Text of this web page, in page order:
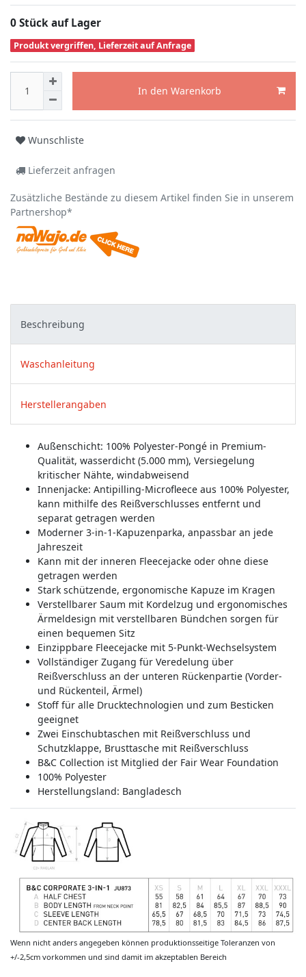
0 Stück auf Lager
Produkt vergriffen, Lieferzeit auf Anfrage
In den Warenkorb
Wunschliste
Lieferzeit anfragen
Zusätzliche Bestände zu diesem Artikel finden Sie in unserem
Partnershop*
Beschreibung
Waschanleitung
Herstellerangaben
Außenschicht: 100% Polyester-Pongé in Premium-
Qualität, wasserdicht (5.000 mm), Versiegelung
kritischer Nähte, windabweisend
Innenjacke: Antipilling-Microfleece aus 100% Polyester,
kann mithilfe des Reißverschlusses entfernt und
separat getragen werden
Moderner 3-in-1-Kapuzenparka, anpassbar an jede
Jahreszeit
Kann mit der inneren Fleecejacke oder ohne diese
getragen werden
Stark schützende, ergonomische Kapuze im Kragen
Verstellbarer Saum mit Kordelzug und ergonomisches
Ärmeldesign mit verstellbaren Bündchen sorgen für
einen bequemen Sitz
Einzippbare Fleecejacke mit 5-Punkt-Wechselsystem
Vollständiger Zugang für Veredelung über
Reißverschluss an der unteren Rückenpartie (Vorder-
und Rückenteil, Ärmel)
Stoff für alle Drucktechnologien und zum Besticken
geeignet
Zwei Einschubtaschen mit Reißverschluss und
Schutzklappe, Brusttasche mit Reißverschluss
B&C Collection ist Mitglied der Fair Wear Foundation
100% Polyester
Herstellungsland: Bangladesch
Wenn nicht anders angegeben können produktionsseitige Toleranzen von
+/-2,5cm vorkommen und sind damit im akzeptablen Bereich